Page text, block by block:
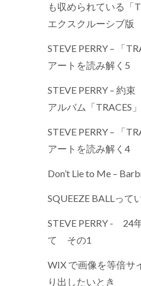
も収められている「
エクスクルーシブ版
STEVE PERRY – 「
アートを読み解く5
STEVE PERRY – 約
アルバム「TRACES
STEVE PERRY – 「
アートを読み解く4
Don’t Lie to Me –
SQUEEZE BALLって
STEVE PERRY - 24
て その1
WIX で画像を等倍サ
り出したいとき